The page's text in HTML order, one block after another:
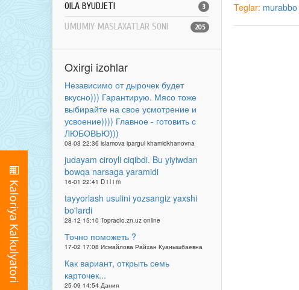
OILA BYUDJETI 3
UMUMIY MASLAXATLAR SONI 205
Oxirgi izohlar
Независимо от дырочек будет
вкусно))) Гарантирую. Мясо тоже
выбирайте на свое усмотрение и
усвоение)))) Главное - готовить с
ЛЮБОВЬЮ)))
08-03 22:36 islamova ipargul khamidkhanovna
judayam ciroyli ciqibdi. Bu yiyiwdan
bowqa narsaga yaramidi
16-01 22:41 D i l i m
tayyorlash usulini yozsangiz yaxshi
bo'lardi
28-12 15:10 Topradio.zn.uz online
Точно поможеть ?
17-02 17:08 Исмайлова Райхан Куанышбаевна
Как вариант, открыть семь
карточек...
25-09 14:54 Дания
Teglar: murabbo